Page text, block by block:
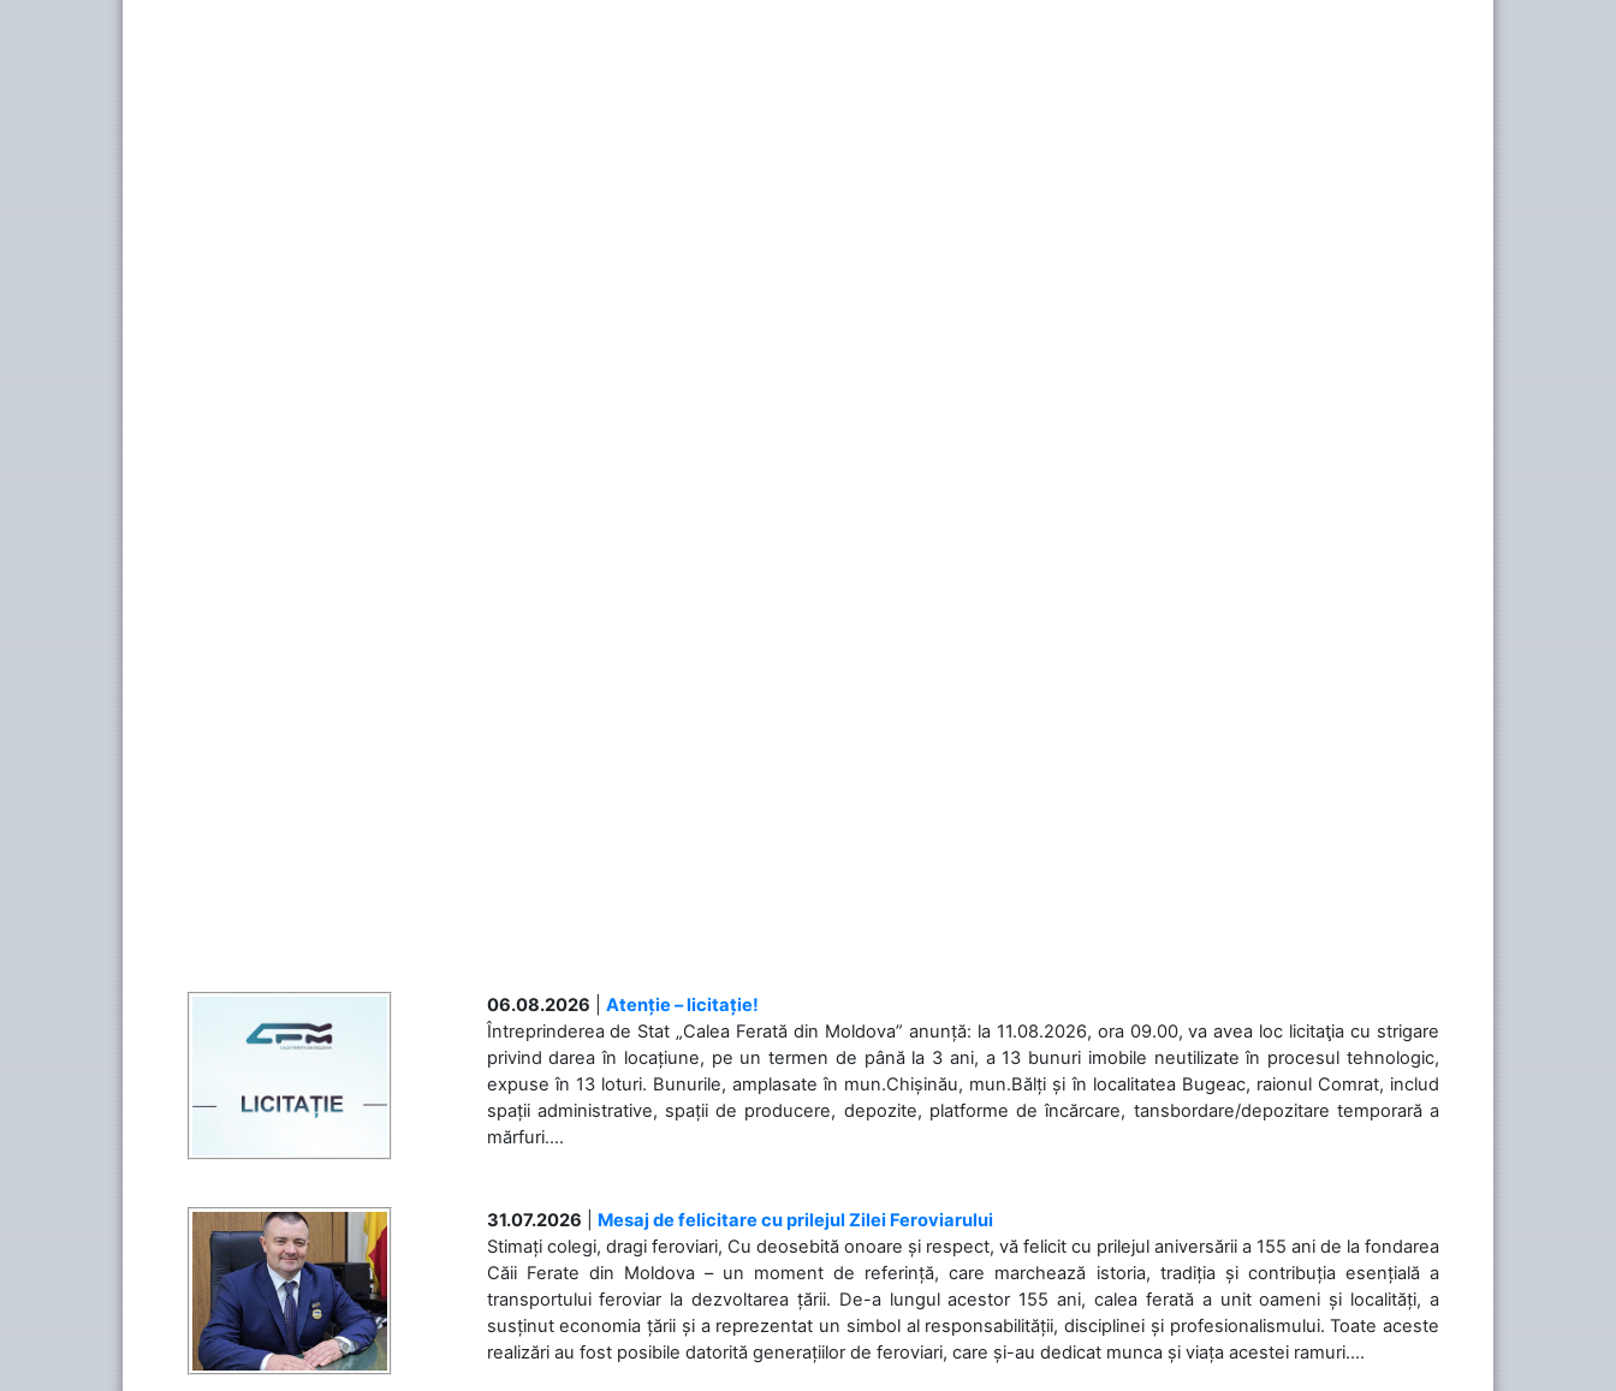
06.08.2026
Atenție – licitație!
Întreprinderea de Stat „Calea Ferată din Moldova” anunță: la 11.08.2026, ora 09.00, va avea loc licitaţia cu strigare
privind darea în locațiune, pe un termen de până la 3 ani, a 13 bunuri imobile neutilizate în procesul tehnologic,
expuse în 13 loturi. Bunurile, amplasate în mun.Chișinău, mun.Bălți și în localitatea Bugeac, raionul Comrat, includ
spații administrative, spații de producere, depozite, platforme de încărcare, tansbordare/depozitare temporară a
mărfuri....
31.07.2026
Mesaj de felicitare cu prilejul Zilei Feroviarului
Stimați colegi, dragi feroviari, Cu deosebită onoare și respect, vă felicit cu prilejul aniversării a 155 ani de la fondarea
Căii Ferate din Moldova – un moment de referință, care marchează istoria, tradiția și contribuția esențială a
transportului feroviar la dezvoltarea țării. De-a lungul acestor 155 ani, calea ferată a unit oameni și localități, a
susținut economia țării și a reprezentat un simbol al responsabilității, disciplinei și profesionalismului. Toate aceste
realizări au fost posibile datorită generațiilor de feroviari, care și-au dedicat munca și viața acestei ramuri....